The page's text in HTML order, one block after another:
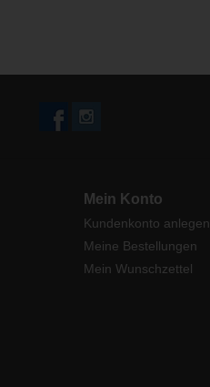
Mein Konto
Kundenkonto anlegen
Meine Bestellungen
Mein Wunschzettel